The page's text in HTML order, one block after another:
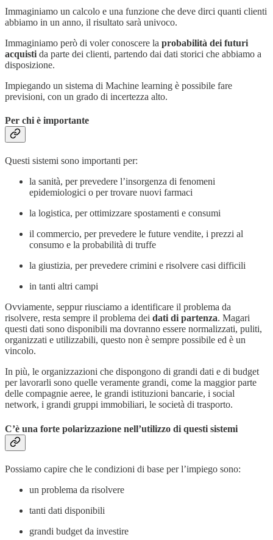
Immaginiamo un calcolo e una funzione che deve dirci quanti clienti
abbiamo in un anno, il risultato sarà univoco.
Immaginiamo però di voler conoscere la probabilità dei futuri
acquisti da parte dei clienti, partendo dai dati storici che abbiamo a
disposizione.
Impiegando un sistema di Machine learning è possibile fare
previsioni, con un grado di incertezza alto.
Per chi è importante
Questi sistemi sono importanti per:
la sanità, per prevedere l’insorgenza di fenomeni
epidemiologici o per trovare nuovi farmaci
la logistica, per ottimizzare spostamenti e consumi
il commercio, per prevedere le future vendite, i prezzi al
consumo e la probabilità di truffe
la giustizia, per prevedere crimini e risolvere casi difficili
in tanti altri campi
Ovviamente, seppur riusciamo a identificare il problema da
risolvere, resta sempre il problema dei dati di partenza. Magari
questi dati sono disponibili ma dovranno essere normalizzati, puliti,
organizzati e utilizzabili, questo non è sempre possibile ed è un
vincolo.
In più, le organizzazioni che dispongono di grandi dati e di budget
per lavorarli sono quelle veramente grandi, come la maggior parte
delle compagnie aeree, le grandi istituzioni bancarie, i social
network, i grandi gruppi immobiliari, le società di trasporto.
C’è una forte polarizzazione nell’utilizzo di questi sistemi
Possiamo capire che le condizioni di base per l’impiego sono:
un problema da risolvere
tanti dati disponibili
grandi budget da investire